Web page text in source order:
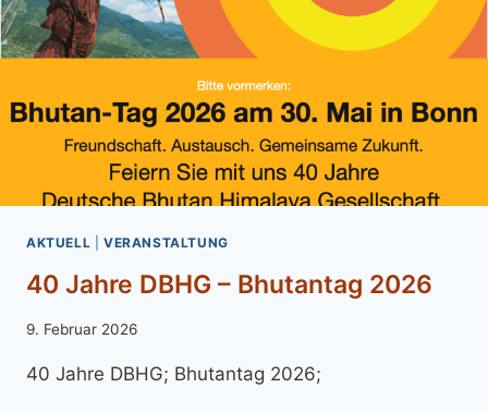
AKTUELL VERANSTALTUNG
40 Jahre DBHG – Bhutantag 2026
Von
9. Februar 2026
40 Jahre DBHG; Bhutantag 2026;